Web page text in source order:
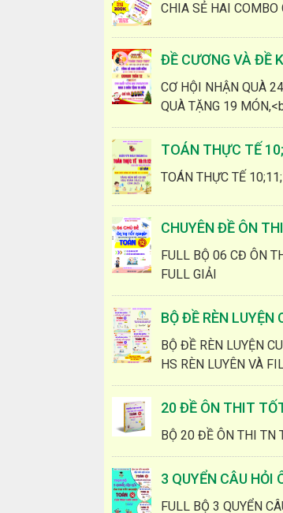
CHIA SẺ HAI
ĐỀ CƯƠNG VÀ ĐỀ
CƠ HỘI NHẬN QUÀ
QUÀ TẶNG 19
TOÁN THỰC TẾ
TOÁN THỰC TẾ
CHUYÊN ĐỀ ÔN
FULL BỘ 06 CĐ ÔN
FULL GIẢI
BỘ ĐỀ RÈN
BỘ ĐỀ RÈN LUYỆN
HS RÈN LUYÊN VÀ
20 ĐỀ ÔN THIT
BỘ 20 ĐỀ ÔN THI TN
3 QUYỂN CÂU
FULL BỘ 3 QUYỂN